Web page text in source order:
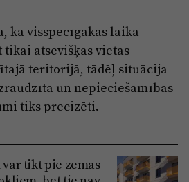
ka visspēcīgākās laika
atsevišķas vietas
teritorijā, tādēļ situācija
un nepieciešamības
tiks precizēti.
tikt pie zemas